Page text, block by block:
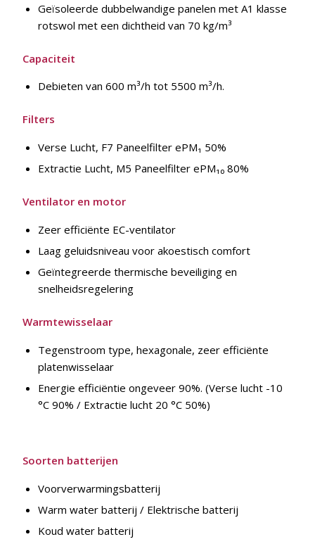
Geïsoleerde dubbelwandige panelen met A1 klasse
rotswol met een dichtheid van 70 kg/m³
Capaciteit
Debieten van 600 m³/h tot 5500 m³/h.
Filters
Verse Lucht, F7 Paneelfilter ePM₁ 50%
Extractie Lucht, M5 Paneelfilter ePM₁₀ 80%
Ventilator en motor
Zeer efficiënte EC-ventilator
Laag geluidsniveau voor akoestisch comfort
Geïntegreerde thermische beveiliging en
snelheidsregelering
Warmtewisselaar
Tegenstroom type, hexagonale, zeer efficiënte
platenwisselaar
Energie efficiëntie ongeveer 90%. (Verse lucht -10
°C 90% / Extractie lucht 20 °C 50%)
Soorten batterijen
Voorverwarmingsbatterij
Warm water batterij / Elektrische batterij
Koud water batterij